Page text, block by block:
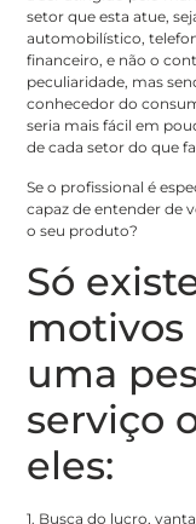
setor que esta atue,
automobilístico,
financeiro, e não o
peculiaridade, mas
conhecedor do
seria mais fácil em
de cada setor do que
Se o profissional é
capaz de entender de
o seu produto?
Só
motivos
uma
serviço
eles:
1. Busca do lucro,